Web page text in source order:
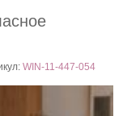
WIN-11-447-054